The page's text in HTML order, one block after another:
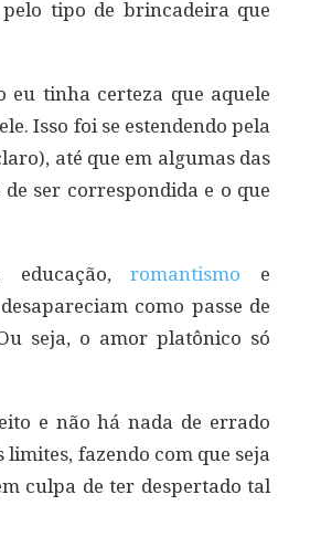
tipo de brincadeira que
tinha certeza que aquele
Isso foi se estendendo pela
até que em algumas das
ser correspondida e o que
educação,romantismo e
como passe de
seja, o amor platônico só
e não há nada de errado
limites, fazendo com que seja
culpa de ter despertado tal